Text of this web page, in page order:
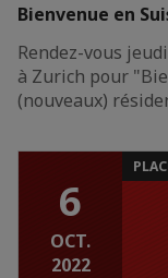
Bienvenue en
Rendez-vous
à Zurich pour
(nouveaux)
6
OCT.
2022